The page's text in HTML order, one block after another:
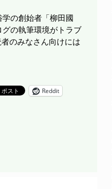
の創始者「柳田國
の執筆環境がトラブ
のみなさん向けには
Reddit